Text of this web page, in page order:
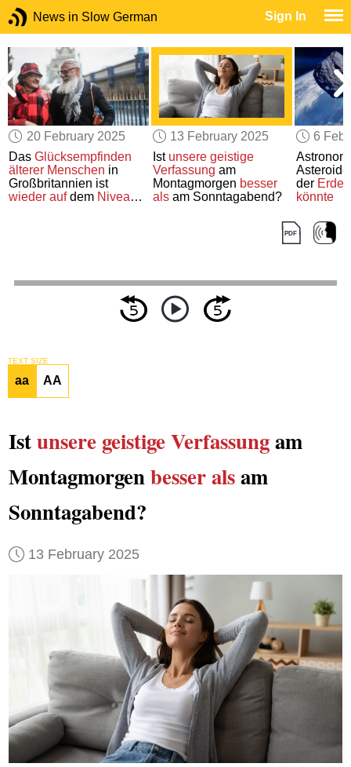
News in Slow German Sign In
20 February 2025
DasGlücksempfinden
älterer Menschen in
Großbritannien ist
wieder aufdem Niveau
13 February 2025
Ist unsere geistige
Verfassung am
Montagmorgen besser
alsam Sonntagabend?
6
der Erde
könnte
TEXT SIZE
aa AA
Istunsere geistige Verfassungam
Montagmorgenbesser alsam
Sonntagabend?
13 February 2025